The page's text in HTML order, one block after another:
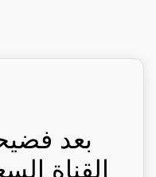
بعد
القناة